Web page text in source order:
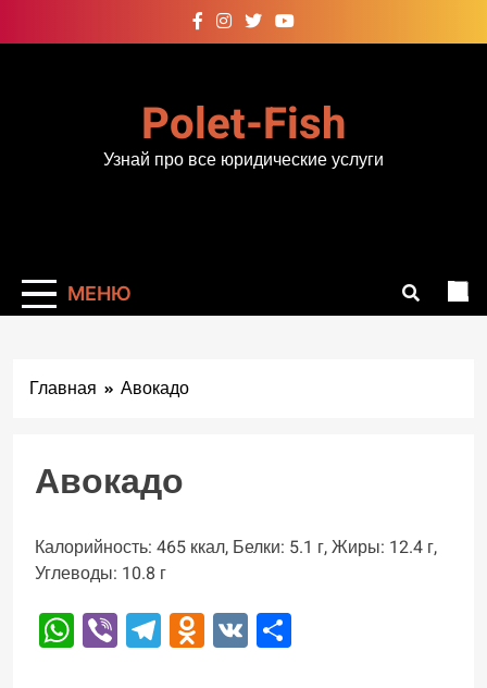
к
Polet-Fish
Узнай про все юридические услуги
МЕНЮ
Главная Авокадо
Авокадо
Калорийность: 465 ккал, Белки: 5.1 г, Жиры: 12.4 г,
Углеводы: 10.8 г
WhatsApp
ViberTelegram
Odnoklassniki
VK